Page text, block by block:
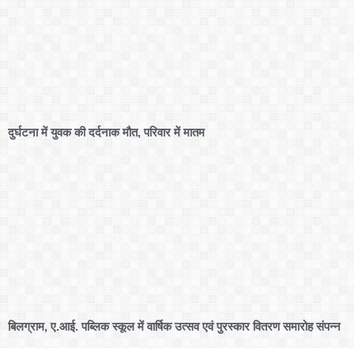
दुर्घटना में युवक की दर्दनाक मौत, परिवार में मातम
बिलग्राम, ए.आई. पब्लिक स्कूल में वार्षिक उत्सव एवं पुरस्कार वितरण समारोह संपन्न